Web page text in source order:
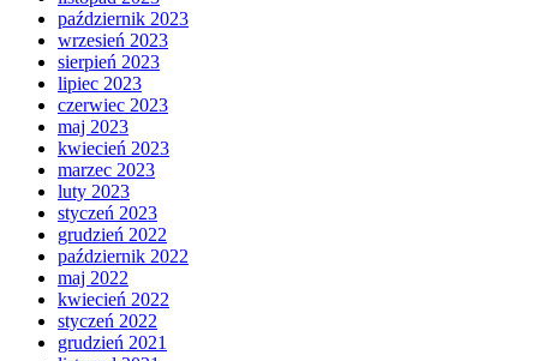
październik 2023
wrzesień 2023
sierpień 2023
lipiec 2023
czerwiec 2023
maj 2023
kwiecień 2023
marzec 2023
luty 2023
styczeń 2023
grudzień 2022
październik 2022
maj 2022
kwiecień 2022
styczeń 2022
grudzień 2021